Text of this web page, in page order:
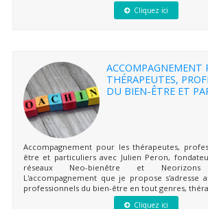
Cliquez ici
ACCOMPAGNEMENT
THÉRAPEUTES,
DU BIEN-ÊTRE ET
Accompagnement pour les thérapeutes,
être et particuliers avec Julien Peron,
réseaux Neo-bienêtre et Neorizons
L'accompagnement que je propose s'adresse
professionnels du bien-être en tout genres,
Cliquez ici